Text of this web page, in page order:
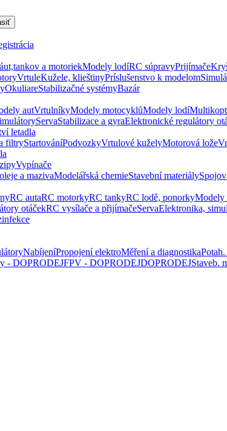
a motoriekModely lodíRC súpravyPrijímače
VrtuleKužele, klieštinyPríslušenstvo k modelom
OkuliareStabilizačné systémyBazár
autVrtulníkyModely motocyklůModely lodí
ServaStabilizace a gyraElektronické regulátory
letadla
filtryStartováníPodvozkyVrtulové kuželyMotorová lože
Vypínače
a mazivaModelářská chemieStavební materiály
RC autaRC motorkyRC tankyRC lodě, ponorkyModely
otáčekRC vysílače a přijímačeServaElektronika,
NabíjeníPropojení elektroMěření a diagnostika
- DOPRODEJFPV - DOPRODEJDOPRODEJStaveb.